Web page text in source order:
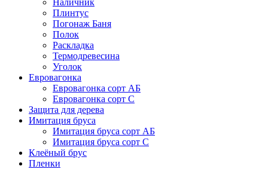
Плинтус
Погонаж Баня
Полок
Раскладка
Термодревесина
Уголок
Евровагонка
Евровагонка сорт АБ
Евровагонка сорт С
Защита для дерева
Имитация бруса
Имитация бруса сорт АБ
Имитация бруса сорт С
Клеёный брус
Пленки